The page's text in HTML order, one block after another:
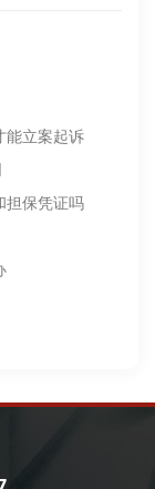
能立案起诉
担保凭证吗